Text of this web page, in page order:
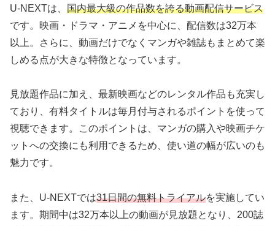
U-NEXTは、 国内最大級の作品数を誇る動画配信サービス
です。映画・ドラマ・アニメを中心に、配信数は32万本
以上。さらに、動画だけでなくマンガや雑誌もまとめて楽
しめる点が大きな特徴となっています。
見放題作品に加え、最新映画などのレンタル作品も充実し
ており、有料タイトルは毎月付与されるポイントを使って
視聴できます。このポイントは、マンガの購入や映画チケ
ットへの交換にも利用できるため、使い道の幅が広いのも
魅力です。
また、U-NEXTでは31日間の無料トライアルを実施してい
ます。期間中は32万本以上の動画が見放題となり、200誌